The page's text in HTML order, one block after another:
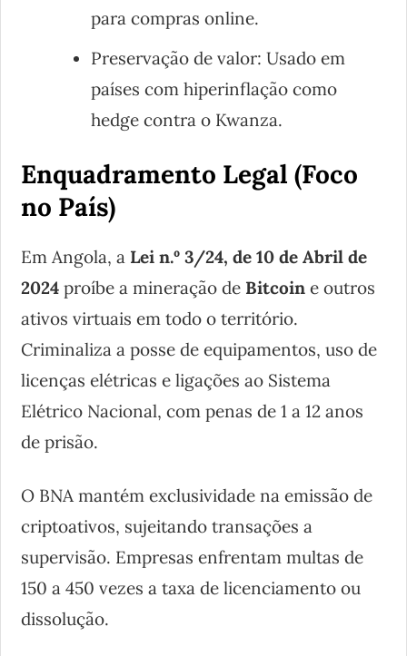
para compras online.
Preservação de valor: Usado em
países com hiperinflação como
hedge contra o Kwanza.
Enquadramento Legal (Foco
no País)
Em Angola, a Lei n.º 3/24, de 10 de Abril de
2024 proíbe a mineração de Bitcoin e outros
ativos virtuais em todo o território.
Criminaliza a posse de equipamentos, uso de
licenças elétricas e ligações ao Sistema
Elétrico Nacional, com penas de 1 a 12 anos
de prisão.
O BNA mantém exclusividade na emissão de
criptoativos, sujeitando transações a
supervisão. Empresas enfrentam multas de
150 a 450 vezes a taxa de licenciamento ou
dissolução.